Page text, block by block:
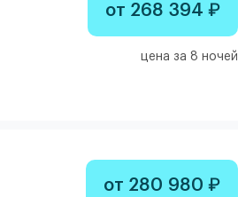
от 268 394 ₽
цена за 8 ночей
от 280 980 ₽